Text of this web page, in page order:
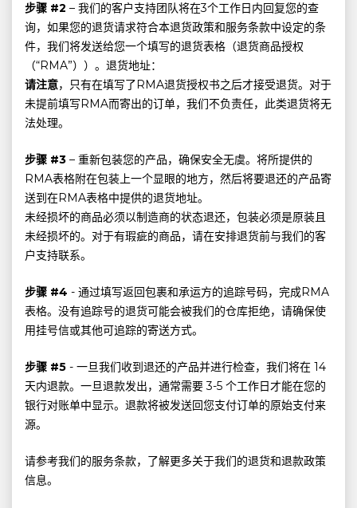
步骤 #2 – 我们的客户支持团队将在3个工作日内回复您的查
询，如果您的退货请求符合本退货政策和服务条款中设定的条
件，我们将发送给您一个填写的退货表格（退货商品授权
（“RMA”））。退货地址：
请注意，只有在填写了RMA退货授权书之后才接受退货。对于
未提前填写RMA而寄出的订单，我们不负责任，此类退货将无
法处理。
步骤 #3 – 重新包装您的产品，确保安全无虞。将所提供的
RMA表格附在包装上一个显眼的地方，然后将要退还的产品寄
送到在RMA表格中提供的退货地址。
未经损坏的商品必须以制造商的状态退还，包装必须是原装且
未经损坏的。对于有瑕疵的商品，请在安排退货前与我们的客
户支持联系。
步骤 #4 - 通过填写返回包裹和承运方的追踪号码，完成RMA
表格。没有追踪号的退货可能会被我们的仓库拒绝，请确保使
用挂号信或其他可追踪的寄送方式。
步骤 #5 - 一旦我们收到退还的产品并进行检查，我们将在 14
天内退款。一旦退款发出，通常需要 3-5 个工作日才能在您的
银行对账单中显示。退款将被发送回您支付订单的原始支付来
源。
请参考我们的服务条款，了解更多关于我们的退货和退款政策
信息。